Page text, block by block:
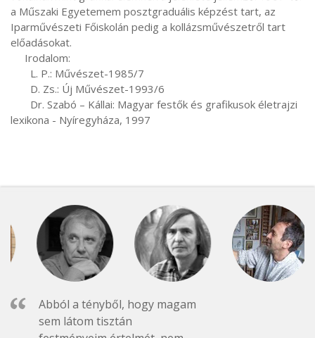
a Műszaki Egyetemem posztgraduális képzést tart, az
Iparművészeti Főiskolán pedig a kollázsművészetről tart
előadásokat.
lexikona - Nyíregyháza, 1997
Abból a tényből, hogy magam
sem látom tisztán